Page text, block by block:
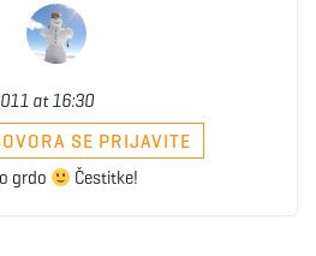
at 16:30
SE PRIJAVITE
grdo Čestitke!